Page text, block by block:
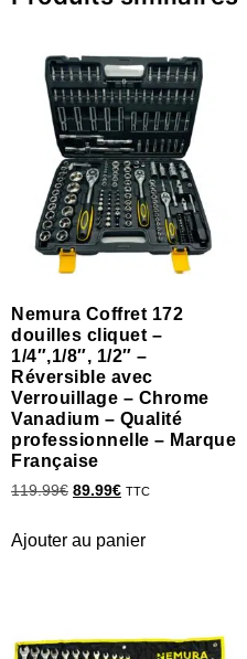
Nemura Coffret 172
douilles cliquet –
1/4″,1/8″, 1/2″ –
Réversible avec
Verrouillage – Chrome
Vanadium – Qualité
professionnelle – Marque
Française
119.99€ 89.99€ TTC
Ajouter au panier